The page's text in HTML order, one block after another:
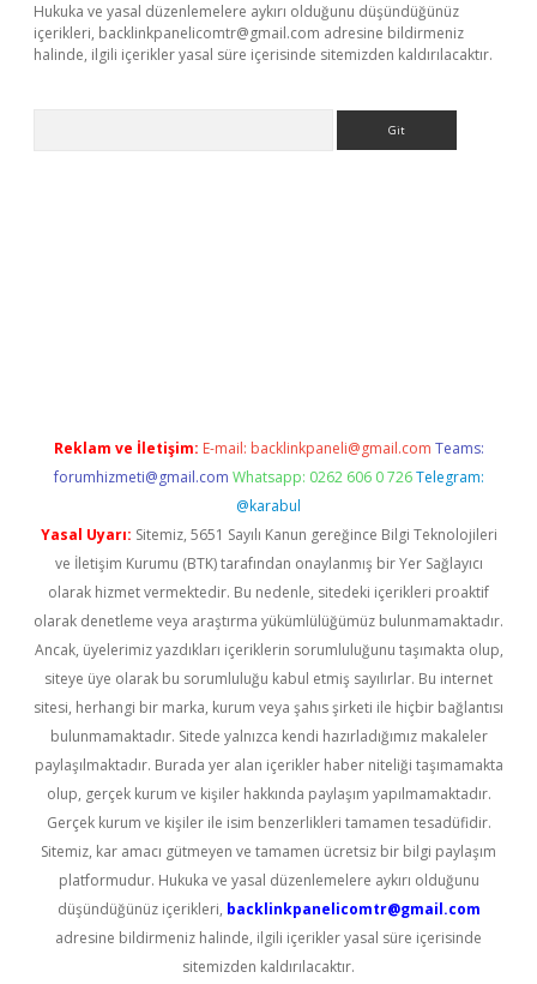
Hukuka ve yasal düzenlemelere aykırı olduğunu düşündüğünüz
içerikleri, backlinkpanelicomtr@gmail.com adresine bildirmeniz
halinde, ilgili içerikler yasal süre içerisinde sitemizden kaldırılacaktır.
Reklam ve İletişim: E-mail: backlinkpaneli@gmail.com Teams:
forumhizmeti@gmail.com Whatsapp: 0262 606 0 726 Telegram:
@karabul
Yasal Uyarı: Sitemiz, 5651 Sayılı Kanun gereğince Bilgi Teknolojileri
ve İletişim Kurumu (BTK) tarafından onaylanmış bir Yer Sağlayıcı
olarak hizmet vermektedir. Bu nedenle, sitedeki içerikleri proaktif
olarak denetleme veya araştırma yükümlülüğümüz bulunmamaktadır.
Ancak, üyelerimiz yazdıkları içeriklerin sorumluluğunu taşımakta olup,
siteye üye olarak bu sorumluluğu kabul etmiş sayılırlar. Bu internet
sitesi, herhangi bir marka, kurum veya şahıs şirketi ile hiçbir bağlantısı
bulunmamaktadır. Sitede yalnızca kendi hazırladığımız makaleler
paylaşılmaktadır. Burada yer alan içerikler haber niteliği taşımamakta
olup, gerçek kurum ve kişiler hakkında paylaşım yapılmamaktadır.
Gerçek kurum ve kişiler ile isim benzerlikleri tamamen tesadüfidir.
Sitemiz, kar amacı gütmeyen ve tamamen ücretsiz bir bilgi paylaşım
platformudur. Hukuka ve yasal düzenlemelere aykırı olduğunu
düşündüğünüz içerikleri, backlinkpanelicomtr@gmail.com
adresine bildirmeniz halinde, ilgili içerikler yasal süre içerisinde
sitemizden kaldırılacaktır.